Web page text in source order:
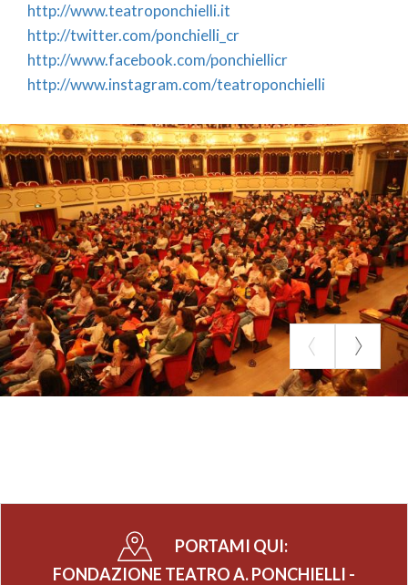
http://www.teatroponchielli.it
http://twitter.com/ponchielli_cr
http://www.facebook.com/ponchiellicr
http://www.instagram.com/teatroponchielli
PORTAMI QUI:
FONDAZIONE TEATRO A. PONCHIELLI -